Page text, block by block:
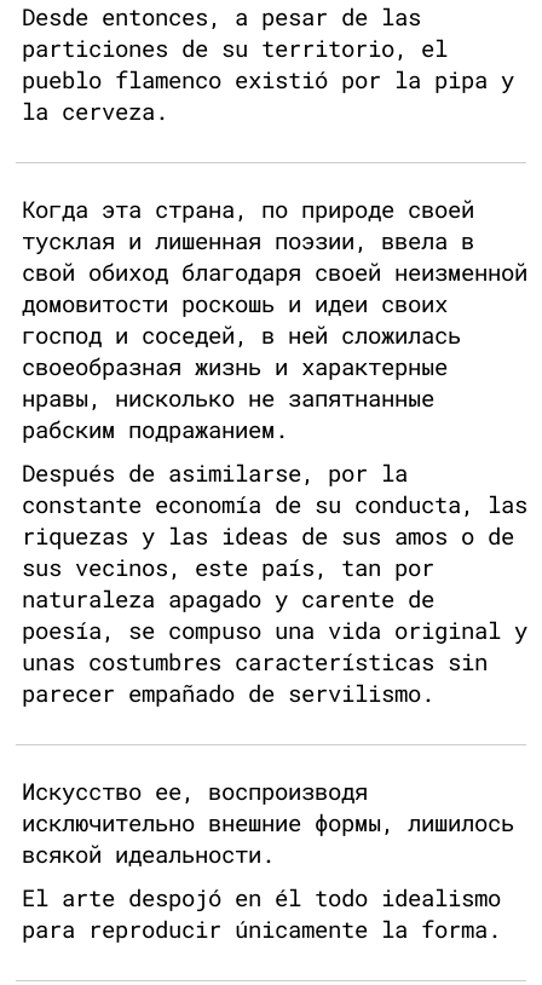
Desde entonces, a pesar de las
particiones de su territorio, el
pueblo flamenco existió por la pipa y
la cerveza.
Когда эта страна, по природе своей
тусклая и лишенная поэзии, ввела в
свой обиход благодаря своей неизменной
домовитости роскошь и идеи своих
господ и соседей, в ней сложилась
своеобразная жизнь и характерные
нравы, нисколько не запятнанные
рабским подражанием.
Después de asimilarse, por la
constante economía de su conducta, las
riquezas y las ideas de sus amos o de
sus vecinos, este país, tan por
naturaleza apagado y carente de
poesía, se compuso una vida original y
unas costumbres características sin
parecer empañado de servilismo.
Искусство ее, воспроизводя
исключительно внешние формы, лишилось
всякой идеальности.
El arte despojó en él todo idealismo
para reproducir únicamente la forma.